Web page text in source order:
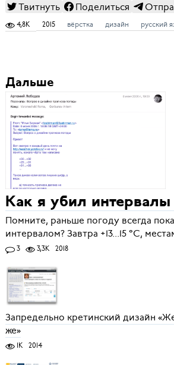
Твитнуть
Поделиться
4,8K 2015 вёрстка дизайн русский
Дальше
Как я убил интервалы
Помните, раньше погоду всегда
интервалом? Завтра +13...15 °C,
3 3,3K 2018
Запредельно кретинский дизайн
же»
1K 2014